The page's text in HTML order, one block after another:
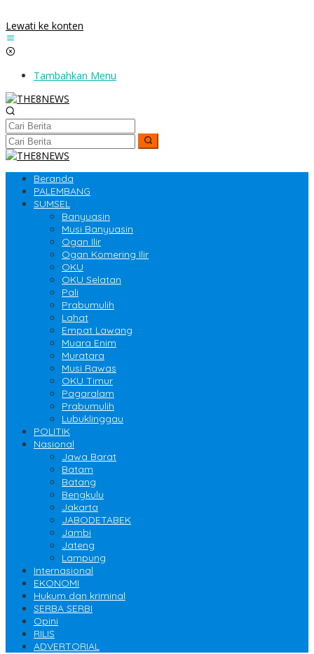
Lewati ke konten
Tambahkan Menu
Beranda
PALEMBANG
SUMSEL
Banyuasin
Musi Banyuasin
Ogan Ilir
Ogan Komering Ilir
OKU
OKU Selatan
Pali
Prabumulih
Lahat
Empat Lawang
Muara Enim
Muratara
Musi Rawas
OKU Timur
Pagaralam
Prabumulih
Lubuklinggau
POLITIK
Nasional
Jawa Barat
Batam
Batang
Bengkulu
Jakarta
JABODETABEK
Jambi
Jateng
Lampung
Internasional
EKONOMI
Hukum dan kriminal
SERBA SERBI
Opini
RILIS
ADVERTORIAL